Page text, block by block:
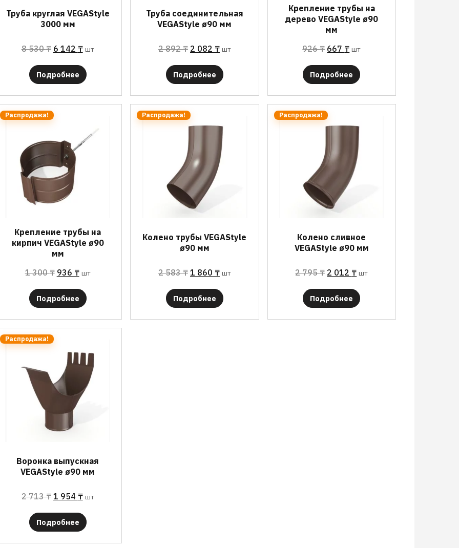
Труба круглая VEGAStyle
3000 мм
8 530₸ 6 142 ₸ шт
Подробнее
Труба соединительная
VEGAStyle ø90 мм
2 892₸ 2 082 ₸ шт
Подробнее
Крепление трубы на
дерево VEGAStyle ø90
мм
926₸ 667 ₸ шт
Подробнее
Распродажа!
Крепление трубы на
кирпич VEGAStyle ø90
мм
1 300₸ 936 ₸ шт
Подробнее
Распродажа!
Колено трубы VEGAStyle
ø90 мм
2 583₸ 1 860 ₸ шт
Подробнее
Распродажа!
Колено сливное
VEGAStyle ø90 мм
2 795₸ 2 012 ₸ шт
Подробнее
Распродажа!
Воронка выпускная
VEGAStyle ø90 мм
2 713₸ 1 954 ₸ шт
Подробнее